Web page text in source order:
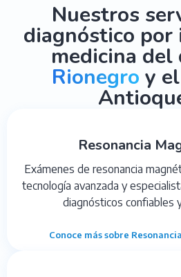
Nuestros
diagnóstico por
medicina del
Rionegro y
Resonancia
Exámenes de resonancia
tecnología avanzada y
diagnósticos confiables
Conoce más sobre